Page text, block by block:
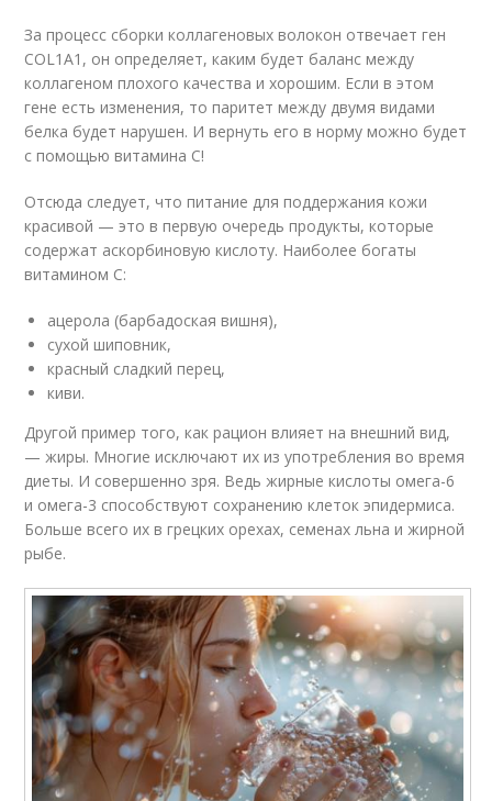
За процесс сборки коллагеновых волокон отвечает ген
COL1A1, он определяет, каким будет баланс между
коллагеном плохого качества и хорошим. Если в этом
гене есть изменения, то паритет между двумя видами
белка будет нарушен. И вернуть его в норму можно будет
с помощью витамина С!
Отсюда следует, что питание для поддержания кожи
красивой — это в первую очередь продукты, которые
содержат аскорбиновую кислоту. Наиболее богаты
витамином С:
ацерола (барбадоская вишня),
сухой шиповник,
красный сладкий перец,
киви.
Другой пример того, как рацион влияет на внешний вид,
— жиры. Многие исключают их из употребления во время
диеты. И совершенно зря. Ведь жирные кислоты омега-6
и омега-3 способствуют сохранению клеток эпидермиса.
Больше всего их в грецких орехах, семенах льна и жирной
рыбе.